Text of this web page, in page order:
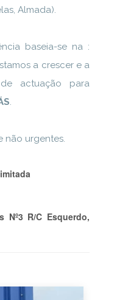
Almada).
baseia-se na :
a crescer e a
actuação para
não urgentes.
Nº3 R/C Esquerdo,